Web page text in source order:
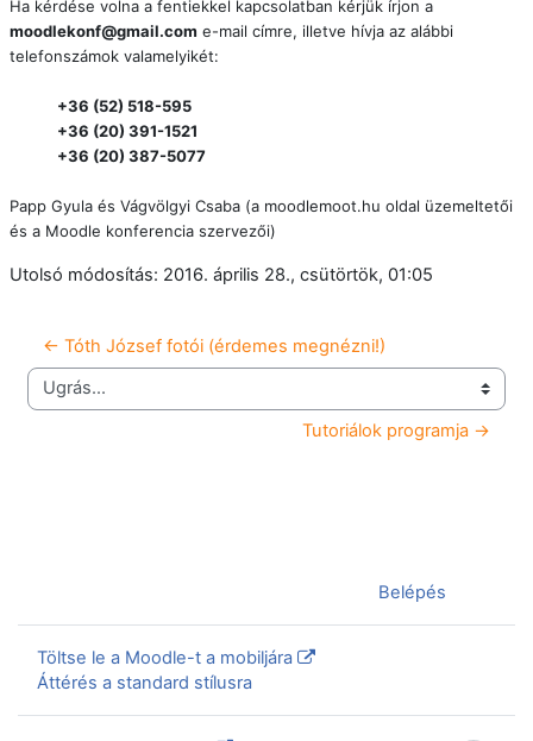
Ha kérdése volna a fentiekkel kapcsolatban kérjük írjon a
moodlekonf@gmail.com e-mail címre, illetve hívja az alábbi
telefonszámok valamelyikét:
+36 (52) 518-595
+36 (20) 391-1521
+36 (20) 387-5077
Papp Gyula és Vágvölgyi Csaba (a moodlemoot.hu oldal üzemeltetői
és a Moodle konferencia szervezői)
Utolsó módosítás: 2016. április 28., csütörtök, 01:05
← Tóth József fotói (érdemes megnézni!)
Ugrás...
Tutoriálok programja →
Belépés
Töltse le a Moodle-t a mobiljára
Áttérés a standard stílusra